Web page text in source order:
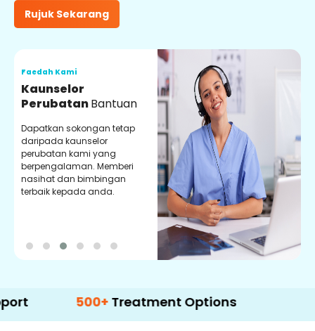
Rujuk Sekarang
Faedah Kami
Kaunselor
PerubatanBantuan
Dapatkan sokongan tetap
daripada kaunselor
perubatan kami yang
berpengalaman. Memberi
nasihat dan bimbingan
terbaik kepada anda.
500+ Treatment Options